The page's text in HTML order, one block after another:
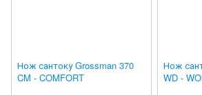
Нож сантоку Grossman 370
CM - COMFORT
Нож
WD -